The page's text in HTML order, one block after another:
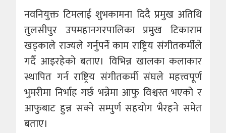
नवनियुक्त टिमलाई शुभकामना दिदै प्रमुख अतिथि
तुलसीपुर उपमहानगरपालिका प्रमुख टिकाराम
खड्काले राज्यले गर्नुपर्ने काम राष्ट्रिय संगीतकर्मीले
गर्दै आइरहेको बताए। विभिन्न खालका कलाकार
स्थापित गर्न राष्ट्रिय संगीतकर्मी संघले महत्त्वपूर्ण
भुमरीमा निर्भाह गर्छ भन्नेमा आफु विश्वस्त भएको र
आफुबाट हुन्न सक्ने सम्पुर्ण सहयोग भैरहने समेत
बताए।